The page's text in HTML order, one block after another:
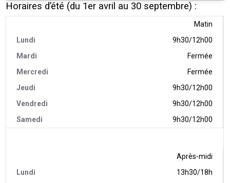
Horaires d’été (du 1er avril au 30 septembre) :
Matin
9h30/12h00
Fermée
Fermée
9h30/12h00
9h30/12h00
9h30/12h00
Après-midi
13h30/18h